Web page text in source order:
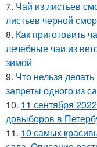
7. Чай из листьев
листьев черной
8. Как приготовить
лечебные чаи из
зимой
9. Что нельзя
запреты одного из
10. 11 сентября
довыборов в
11. 10 самых